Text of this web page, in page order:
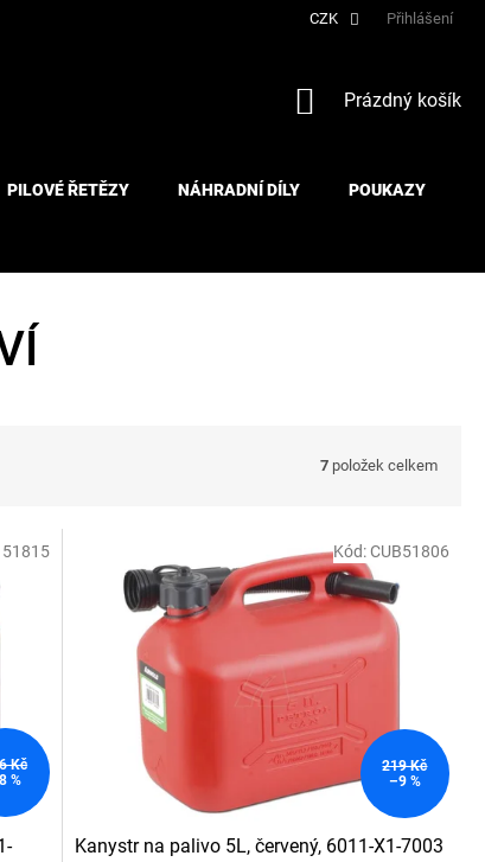
CZK Přihlášení
NÁKUPNÍ
Prázdný košík
PILOVÉ ŘETĚZY NÁHRADNÍ DÍLY POUKAZY
7 položek celkem
Kč
%
51815
219 Kč
–9 %
Kanystr na palivo 5L, červený, 6011-X1-7003
Kód:CUB51806